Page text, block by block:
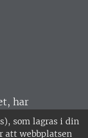
som lagras i din
att webbplatsen
har
är